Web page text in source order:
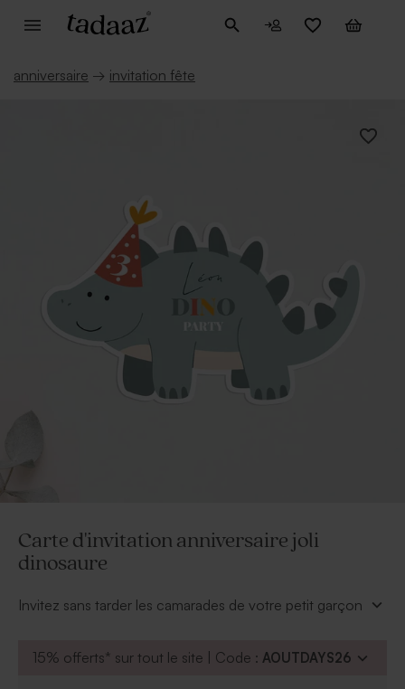
anniversaire → invitation fête
Carte d'invitation anniversaire joli
dinosaure
Invitez sans tarder les camarades de votre petit garçon
À personnaliser :
15% offerts* sur tout le site | Code : AOUTDAYS26